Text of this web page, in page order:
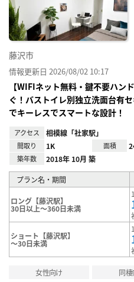
藤沢市
情報更新日 2026/08/02 10:17
【WIFIネット無料・鍵不要ハン
ぐ！バストイレ別独立洗面台有
でキーレスでスマートな設計！
アクセス 相模線「社家駅」
間取り 1K 面積
築年数 2018年 10月 築
プラン名・期間
ロング【藤沢駅】
30日以上～360日未満
ショート【藤沢駅】
～30日未満
女性向け 同棲